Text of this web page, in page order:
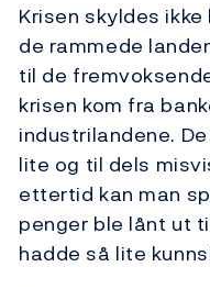
Krisen skyldes
de rammede
til de
krisen kom fra
industrilandene.
lite og til dels
ettertid kan man
penger ble lånt ut
hadde så lite